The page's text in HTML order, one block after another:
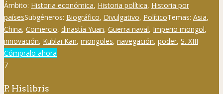
Ámbito: Historia económica, Historia política, Historia por
paísesSubgéneros: Biográfico, Divulgativo, PolíticoTemas: Asia,
China, Comercio, dinastía Yuan, Guerra naval, Imperio mongol,
innovación, Kublai Kan, mongoles, navegación, poder, S. XIII
Cómpralo ahora
7
P. Hislibris